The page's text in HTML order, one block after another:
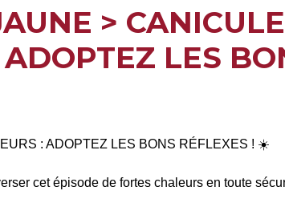
>
LES
: ADOPTEZ LES BONS RÉFLEXES ! ☀️
cet épisode de fortes chaleurs en toute